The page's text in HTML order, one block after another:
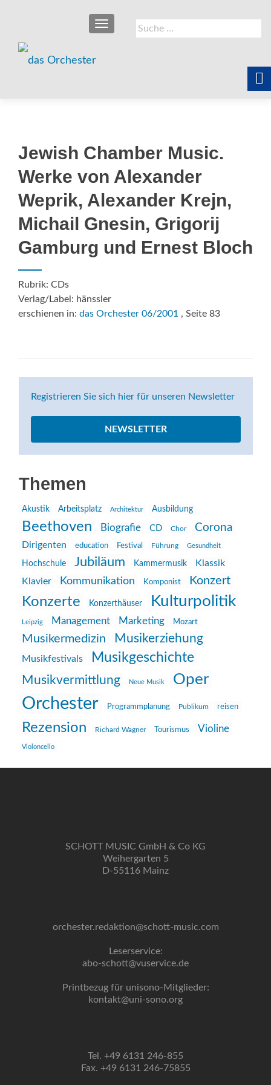
Suche
nach:
SCHALTE NAVIGATION
Jewish Chamber Music.
Werke von Alexander
Weprik, Alexander Krejn,
Michail Gnesin, Grigorij
Gamburg und Ernest Bloch
Rubrik: CDs
Verlag/Label: hänssler
erschienen in: das Orchester 06/2001 , Seite 83
Registrieren Sie sich hier für unseren Newsletter
NEWSLETTER
Themen
Akustik Arbeitsplatz Architektur Ausbildung
Beethoven Biografie CD Chor Corona
Dirigenten education Festival Führung Gesundheit
Hochschule Jubiläum Kammermusik
Klassik
Klavier
Kommunikation Komponist Konzert
Konzerte Konzerthäuser Kulturpolitik
Leipzig Management Marketing Mozart
Musikermedizin Musikerziehung
Musikfestivals Musikgeschichte
Musikvermittlung Neue Musik Oper
Orchester Programmplanung Publikum reisen
Rezension Richard Wagner Tourismus Violine
Violoncello
SCHOTT MUSIC GmbH & Co KG
Weihergarten 5
D-55116 Mainz
orchester.redaktion@schott-music.com
Leserservice:
abo-schott@vuservice.de
Printbezug für unisono-Mitglieder:
kontakt@uni-sono.org
Tel. +49 6131 246-855
Fax. +49 6131 246-75855